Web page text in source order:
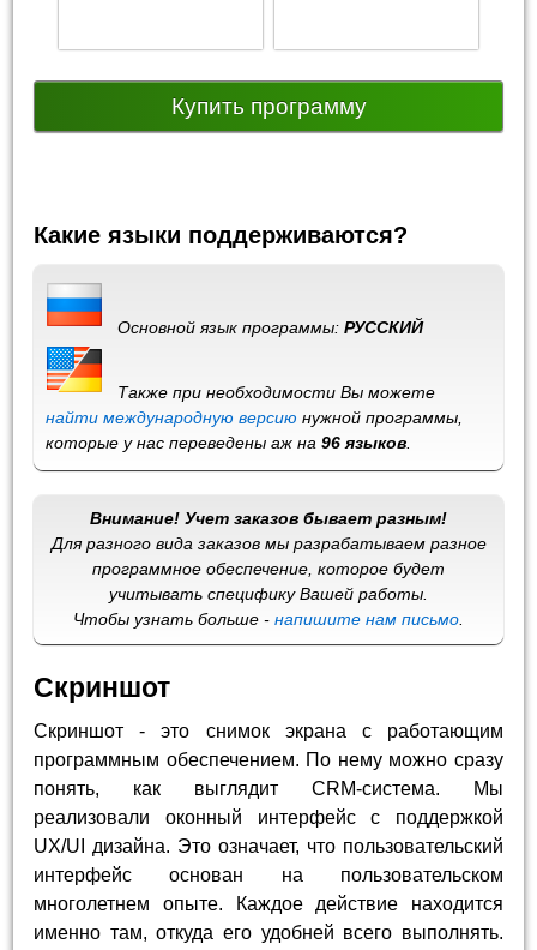
Купить программу
Какие языки поддерживаются?
Основной язык программы:РУССКИЙ
Также при необходимости Вы можете
найти международную версию нужной программы,
которые у нас переведены аж на96 языков
Внимание! Учет заказов бывает разным!
Для разного вида заказов мы разрабатываем разное
программное обеспечение, которое будет
учитывать специфику Вашей работы.
Чтобы узнать больше - напишите нам письмо
Скриншот
Скриншот - это снимок экрана с работающим
программным обеспечением. По нему можно сразу
понять, как выглядит CRM-система. Мы
реализовали оконный интерфейс с поддержкой
UX/UI дизайна. Это означает, что пользовательский
интерфейс основан на пользовательском
многолетнем опыте. Каждое действие находится
именно там, откуда его удобней всего выполнять.